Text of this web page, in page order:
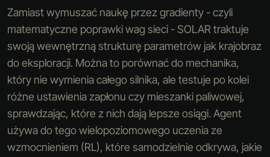
Zamiast wymuszać naukę przez gradienty - czyli
matematyczne poprawki wag sieci - SOLAR traktuje
swoją wewnętrzną strukturę parametrów jak krajobraz
do eksploracji. Można to porównać do mechanika,
który nie wymienia całego silnika, ale testuje po kolei
różne ustawienia zapłonu czy mieszanki paliwowej,
sprawdzając, które z nich dają lepsze osiągi. Agent
używa do tego wielopoziomowego uczenia ze
wzmocnieniem (RL), które samodzielnie odkrywa, jakie